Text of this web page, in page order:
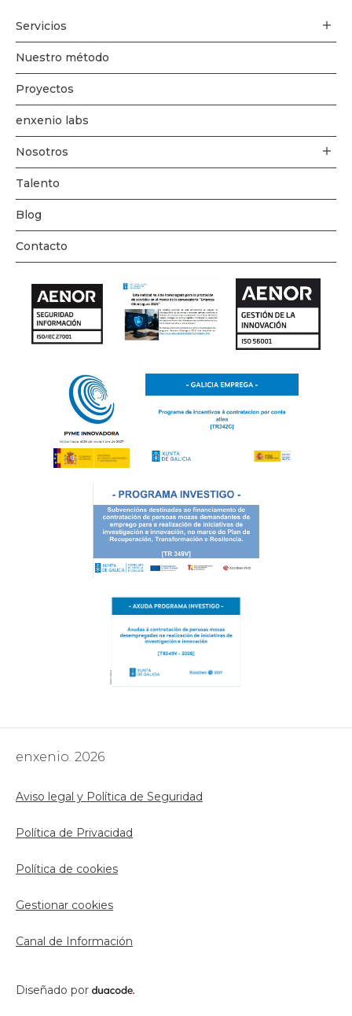
Servicios
Nuestro método
Proyectos
enxenio labs
Nosotros
Talento
Blog
Contacto
enxenio. 2026
Aviso legal y Política de Seguridad
Política de Privacidad
Política de cookies
Gestionar cookies
Canal de Información
Diseñado por